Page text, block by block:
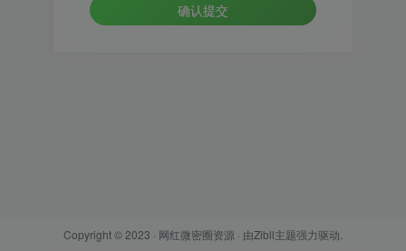
确认提交
Copyright © 2023 · 网红微密圈资源 · 由Zibll主题强力驱动.